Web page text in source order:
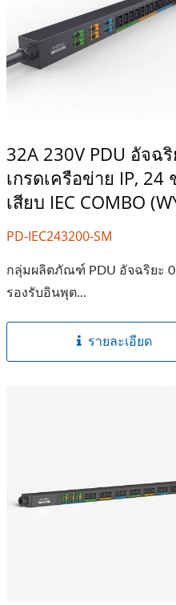
32A 230V PDU อัจฉ
เกรดเครือข่าย IP, 24
เสียบ IEC COMBO
PD-IEC243200-SM
กลุ่มผลิตภัณฑ์ PDU อัจฉริยะ
รองรับอินพุต...
รายละเอียด